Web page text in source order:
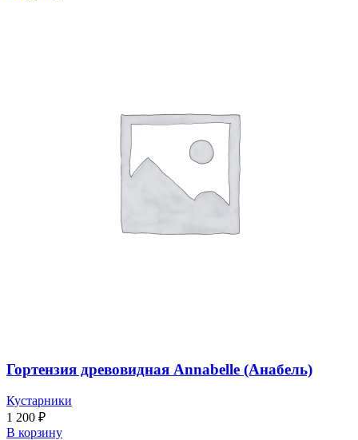
Гортензия древовидная Annabelle (Анабель)
Кустарники
1 200 ₽
В корзину